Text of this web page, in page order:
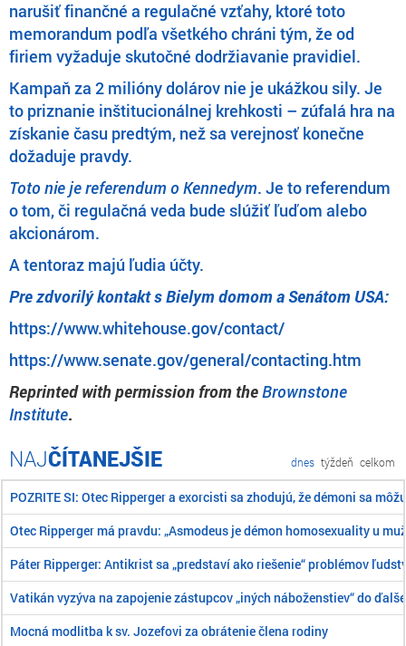
narušiť finančné a regulačné vzťahy, ktoré toto
memorandum podľa všetkého chráni tým, že od
firiem vyžaduje skutočné dodržiavanie pravidiel.
Kampaň za 2 milióny dolárov nie je ukážkou sily. Je
to priznanie inštitucionálnej krehkosti – zúfalá hra na
získanie času predtým, než sa verejnosť konečne
dožaduje pravdy.
Toto nie je referendum o Kennedym. Je to referendum
o tom, či regulačná veda bude slúžiť ľuďom alebo
akcionárom.
A tentoraz majú ľudia účty.
Pre zdvorilý kontakt s Bielym domom a Senátom USA:
https://www.whitehouse.gov/contact/
https://www.senate.gov/general/contacting.htm
Reprinted with permission from theBrownstone
Institute.
ČÍTANEJŠIE dnes týždeň celkom
POZRITE SI: Otec Ripperger a exorcisti sa zhodujú, že démoni sa
Otec Ripperger má pravdu: „Asmodeus je démon homosexuality u
Páter Ripperger: Antikrist sa „predstaví ako riešenie“ problémov
Vatikán vyzýva na zapojenie zástupcov „iných náboženstiev“ do
Mocná modlitba k sv. Jozefovi za obrátenie člena rodiny